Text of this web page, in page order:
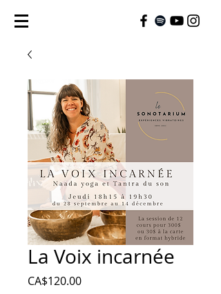
La Voix incarnée
CA$120.00Price